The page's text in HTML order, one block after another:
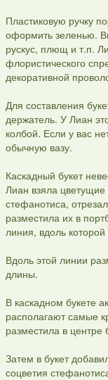
Пластиковую ручку
оформить зеленью.
рускус, плющ и т.п.
флористического
декоративной
Для составления
держатель. У Лиан
колбой. Если у вас
обычную вазу.
Каскадный букет
Лиан взяла цветущие
стефанотиса,
разместила их в
линия, вдоль
Вдоль этой линии
длины.
В каскадном букете
располагают самые
разместила в
Затем в букет
соцветия